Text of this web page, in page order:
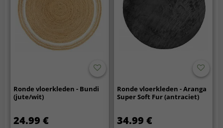
Ronde vloerkleden - Bundi
(jute/wit)
24.99 €
Ronde vloerkleden - Aranga
Super Soft Fur (antraciet)
34.99 €